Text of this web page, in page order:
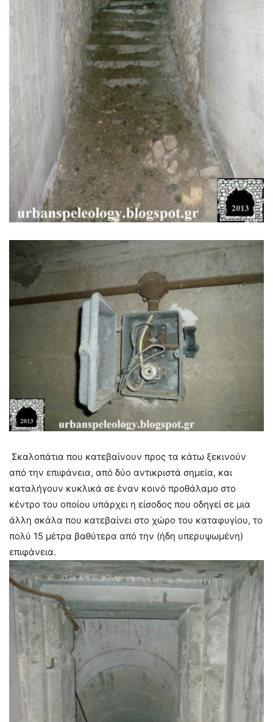
Σκαλοπάτια που κατεβαίνουν προς τα κάτω ξεκινούν
από την επιφάνεια, από δύο αντικριστά σημεία, και
καταλήγουν κυκλικά σε έναν κοινό προθάλαμο στο
κέντρο του οποίου υπάρχει η είσοδος που οδηγεί σε μια
άλλη σκάλα που κατεβαίνει στο χώρο του καταφυγίου, το
πολύ 15 μέτρα βαθύτερα από την (ήδη υπερυψωμένη)
επιφάνεια.